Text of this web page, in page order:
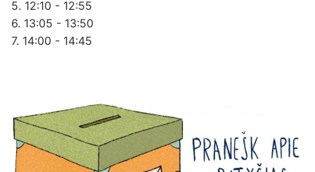
5. 12:10 - 12:55
6. 13:05 - 13:50
7. 14:00 - 14:45